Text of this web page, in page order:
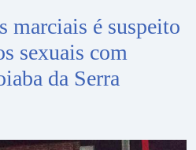
marciais é suspeito
sexuais com
da Serra